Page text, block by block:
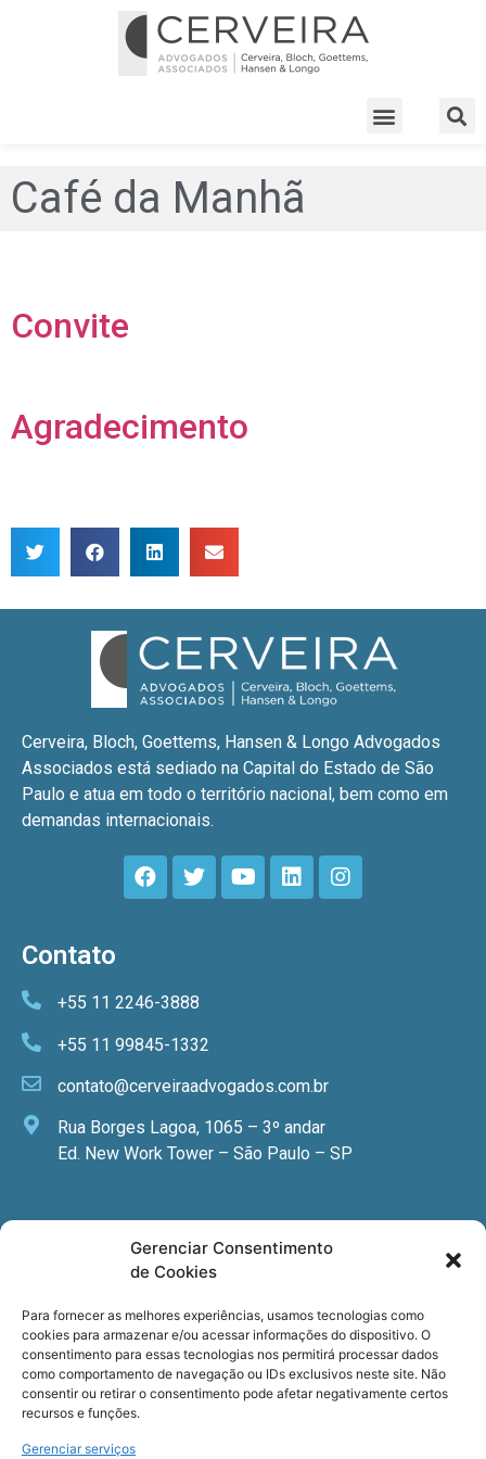
Gerenciar Consentimento
de Cookies
Para fornecer as melhores experiências, usamos tecnologias como
cookies para armazenar e/ou acessar informações do dispositivo. O
consentimento para essas tecnologias nos permitirá processar dados
como comportamento de navegação ou IDs exclusivos neste site. Não
consentir ou retirar o consentimento pode afetar negativamente certos
recursos e funções.
Gerenciar serviços
Café da Manhã
Convite
Agradecimento
Cerveira, Bloch, Goettems, Hansen & Longo Advogados
Associados está sediado na Capital do Estado de São
Paulo e atua em todo o território nacional, bem como em
demandas internacionais.
Contato
+55 11 2246-3888
+55 11 99845-1332
contato@cerveiraadvogados.com.br
Rua Borges Lagoa, 1065 – 3º andar
Ed. New Work Tower – São Paulo – SP
Newsletter
especializadas, cursos e eventos?
Registre seu email.
Termos de usoe aPolítica de privacidade